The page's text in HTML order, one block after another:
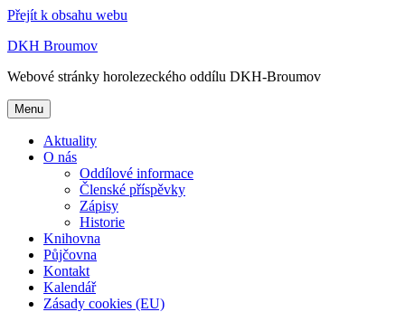
Přejít k obsahu webu
DKH Broumov
Webové stránky horolezeckého oddílu DKH-Broumov
Menu
Aktuality
O nás
Oddílové informace
Členské příspěvky
Zápisy
Historie
Knihovna
Půjčovna
Kontakt
Kalendář
Zásady cookies (EU)